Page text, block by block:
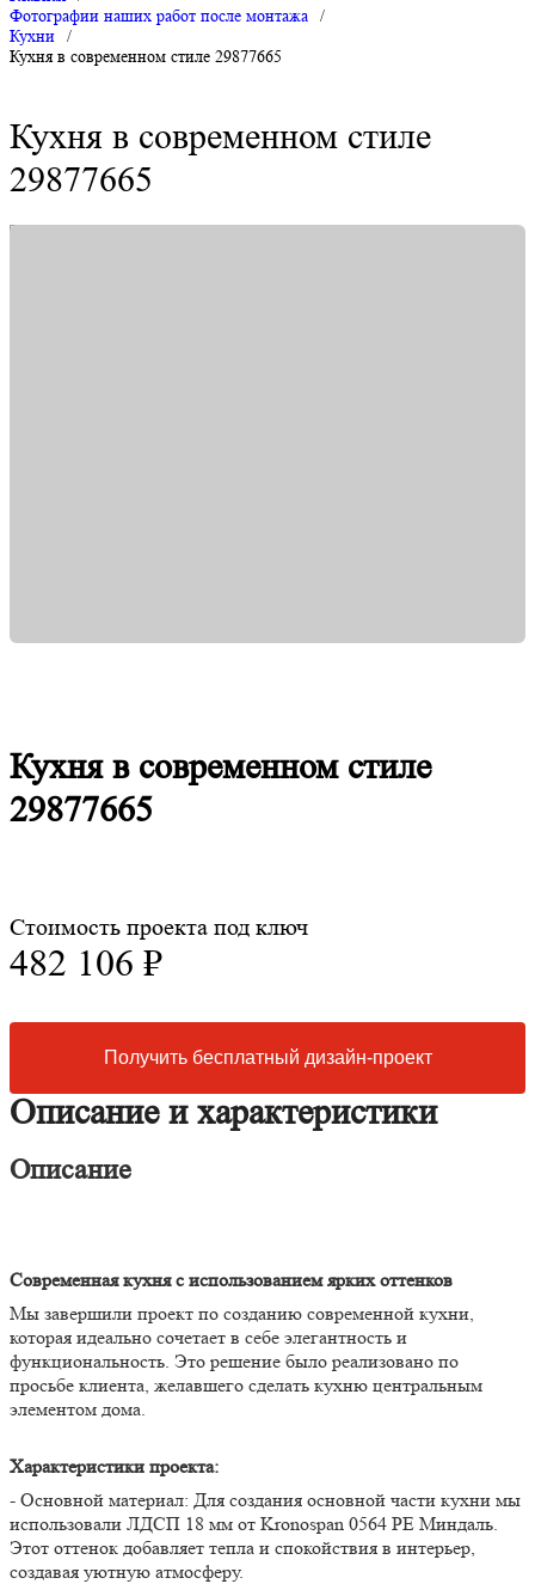
Фотографии наших работ после монтажа
/
Кухни
/
Кухня в современном стиле 29877665
Кухня в современном стиле
29877665
Кухня в современном стиле
29877665
Стоимость проекта под ключ
482 106 ₽
Получить бесплатный дизайн-проект
Описание и характеристики
Описание
Современная кухня с использованием ярких оттенков
Мы завершили проект по созданию современной кухни,
которая идеально сочетает в себе элегантность и
функциональность. Это решение было реализовано по
просьбе клиента, желавшего сделать кухню центральным
элементом дома.
Характеристики проекта:
- Основной материал: Для создания основной части кухни мы
использовали ЛДСП 18 мм от Kronospan 0564 PE Миндаль.
Этот оттенок добавляет тепла и спокойствия в интерьер,
создавая уютную атмосферу.